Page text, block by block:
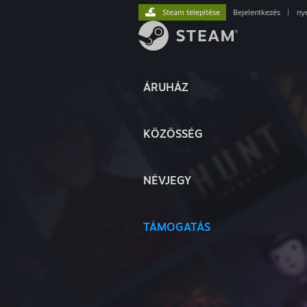
ÁRUHÁZ
KÖZÖSSÉG
NÉVJEGY
TÁMOGATÁS
Steam telepítése Bejelentkezés